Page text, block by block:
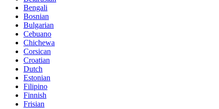
Bengali
Bosnian
Bulgarian
Cebuano
Chichewa
Corsican
Croatian
Dutch
Estonian
Filipino
Finnish
Frisian